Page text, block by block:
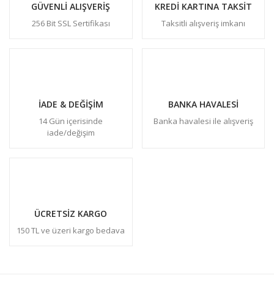
GÜVENLİ ALIŞVERİŞ
256 Bit SSL Sertifikası
KREDİ KARTINA TAKSİT
Taksitli alışveriş imkanı
İADE & DEĞİŞİM
14 Gün içerisinde
iade/değişim
BANKA HAVALESİ
Banka havalesi ile alışveriş
ÜCRETSİZ KARGO
150 TL ve üzeri kargo bedava